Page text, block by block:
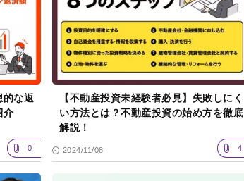
的な返
介
0
【不動産投資未経験者必見】失敗しにく
い方法とは？不動産投資の始め方を徹底
解説！
2024/11/08 4